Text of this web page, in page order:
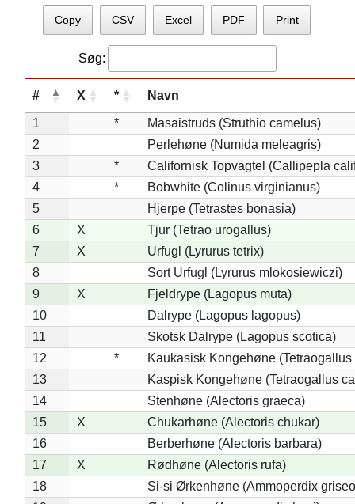
Copy CSV Excel PDF Print
Søg:
# X * Navn
1 *
Masaistruds (Struthio camelus)
2
Perlehøne (Numida meleagris)
3
*
Californisk Topvagtel (Callipepla
4
*
Bobwhite (Colinus virginianus)
5
Hjerpe (Tetrastes bonasia)
6
X
Tjur (Tetrao urogallus)
7
X
Urfugl (Lyrurus tetrix)
8
Sort Urfugl (Lyrurus mlokosiewiczi)
9
X
Fjeldrype (Lagopus muta)
10
Dalrype (Lagopus lagopus)
11
Skotsk Dalrype (Lagopus scotica)
12
*
Kaukasisk Kongehøne
13
Kaspisk Kongehøne (Tetraogallus
14
Stenhøne (Alectoris graeca)
15
X
Chukarhøne (Alectoris chukar)
16
Berberhøne (Alectoris barbara)
17
X
Rødhøne (Alectoris rufa)
18
Si-si Ørkenhøne (Ammoperdix